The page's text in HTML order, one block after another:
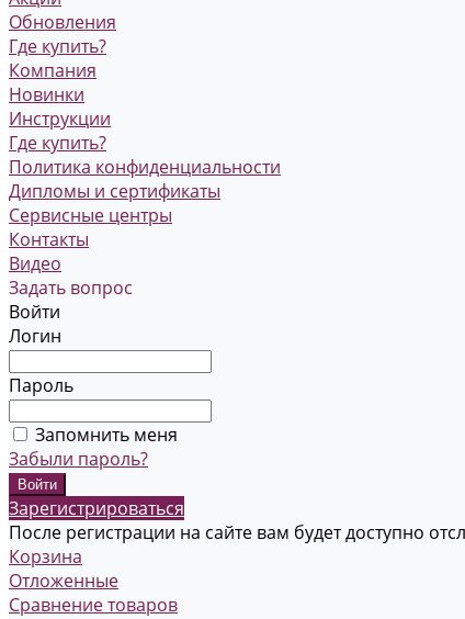
Обновления
Где купить?
Компания
Новинки
Инструкции
Где купить?
Политика конфиденциальности
Дипломы и сертификаты
Сервисные центры
Контакты
Видео
Задать вопрос
Войти
Логин
Пароль
Запомнить меня
Забыли пароль?
Зарегистрироваться
После регистрации на сайте вам будет доступно
Корзина
Отложенные
Сравнение товаров